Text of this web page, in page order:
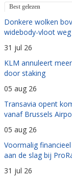
Best gelezen
Donkere wolken
widebody-vloot weg
31 jul 26
KLM annuleert
door staking
05 aug 26
Transavia opent
vanaf Brussels
05 aug 26
Voormalig
aan de slag bij
31 jul 26